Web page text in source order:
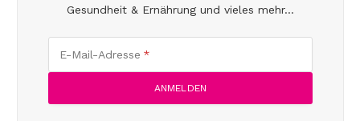
Gesundheit & Ernährung und vieles mehr...
E-Mail-Adresse